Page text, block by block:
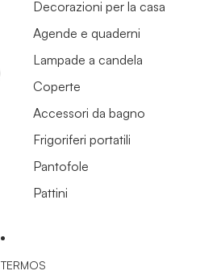
Decorazioni per la casa
Agende e quaderni
Lampade a candela
Coperte
Accessori da bagno
Frigoriferi portatili
Pantofole
Pattini
TERMOS